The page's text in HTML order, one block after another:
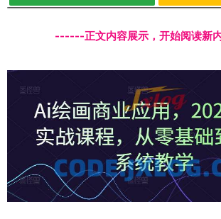
------正文内容展示，开始阅读新